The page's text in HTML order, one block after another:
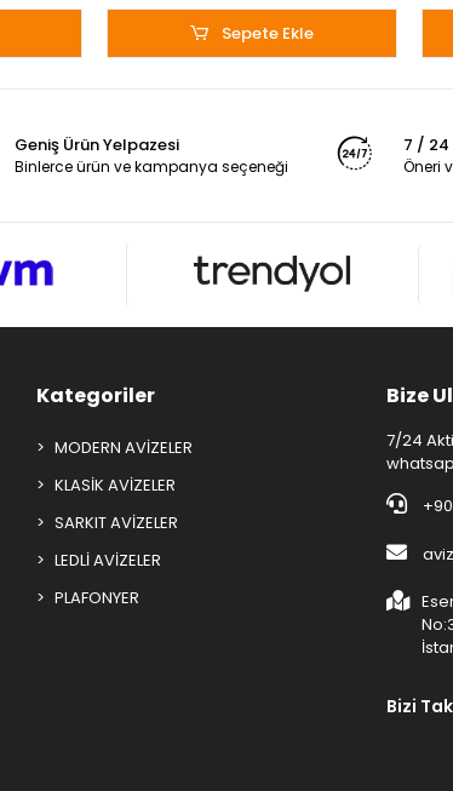
Sepete Ekle
Geniş Ürün Yelpazesi
Binlerce ürün ve kampanya seçeneği
7 / 24
Öneri
Kategoriler
MODERN AVİZELER
KLASİK AVİZELER
SARKIT AVİZELER
LEDLİ AVİZELER
PLAFONYER
Bize
7/24
Bizi